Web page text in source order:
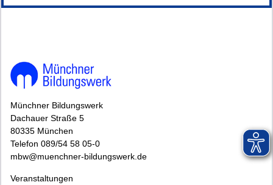
Münchner Bildungswerk
Dachauer Straße 5
80335 München
Telefon 089/54 58 05-0
mbw@muenchner-bildungswerk.de
Veranstaltungen